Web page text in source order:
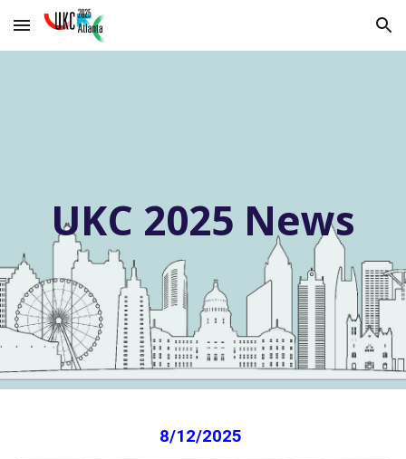
Skip to main content Skip to navigation
UKC 2025 News
8/12/2025